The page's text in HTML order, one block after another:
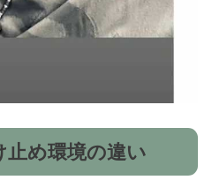
止め環境の違い